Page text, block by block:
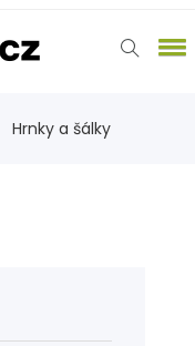
Hrnky a šálky